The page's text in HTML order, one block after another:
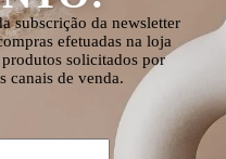
subscrição da newsletter
efetuadas na loja
solicitados por
canais de venda.